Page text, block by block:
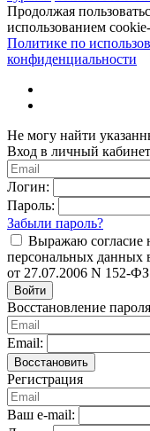
Продолжая
использованием
Политике по
конфиденциальности
Не могу найти
Вход в личный кабинет
Логин:
Пароль:
Забыли пароль?
Выражаю согласие
персональных данных
от 27.07.2006 N 152-ФЗ
Войти
Восстановление пароля
Email:
Восстановить
Регистрация
Ваш e-mail: